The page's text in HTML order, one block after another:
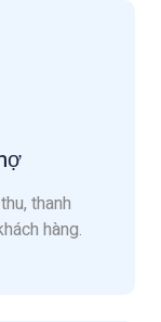
thanh
hàng.